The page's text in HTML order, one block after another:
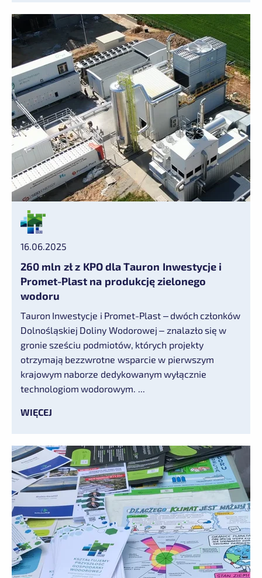
16.06.2025
260 mln zł z KPO dla Tauron Inwestycje i
Promet-Plast na produkcję zielonego
wodoru
Tauron Inwestycje i Promet-Plast – dwóch członków
Dolnośląskiej Doliny Wodorowej – znalazło się w
gronie sześciu podmiotów, których projekty
otrzymają bezzwrotne wsparcie w pierwszym
krajowym naborze dedykowanym wyłącznie
technologiom wodorowym. ...
WIĘCEJ